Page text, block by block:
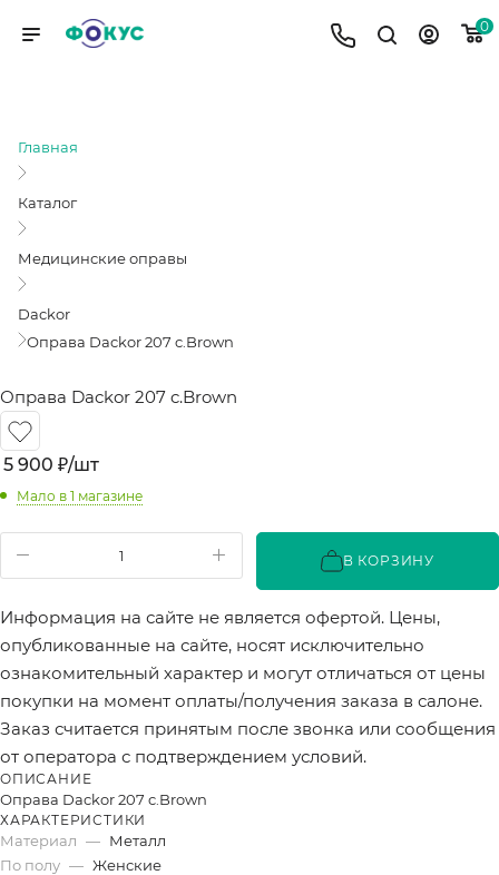
0
Главная
Каталог
Медицинские оправы
Dackor
Оправа Dackor 207 c.Brown
Оправа Dackor 207 c.Brown
5 900 ₽/шт
Мало в 1 магазине
В КОРЗИНУ
Информация на сайте не является офертой. Цены,
опубликованные на сайте, носят исключительно
ознакомительный характер и могут отличаться от цены
покупки на момент оплаты/получения заказа в салоне.
Заказ считается принятым после звонка или сообщения
от оператора с подтверждением условий.
ОПИСАНИЕ
Оправа Dackor 207 c.Brown
ХАРАКТЕРИСТИКИ
Материал — Металл
По полу — Женские